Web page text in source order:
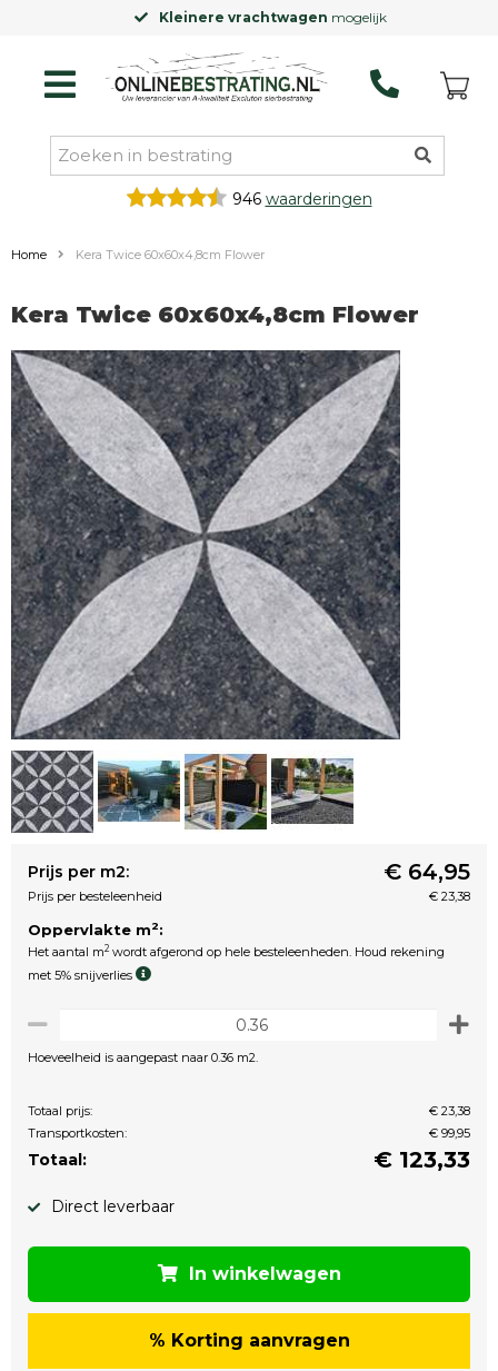
Kleinere vrachtwagenmogelijk
946 waarderingen
Home Kera Twice 60x60x4,8cm Flower
Kera Twice 60x60x4,8cm Flower
Prijs per m2: € 64,95
Prijs per besteleenheid € 23,38
Oppervlakte m2:
Het aantal m2 wordt afgerond op hele besteleenheden. Houd rekening
met 5% snijverlies
Hoeveelheid is aangepast naar 0.36 m2.
Totaal prijs:
€ 23,38
Transportkosten:
€ 99,95
Totaal: € 123,33
Direct leverbaar
In winkelwagen
% Korting aanvragen